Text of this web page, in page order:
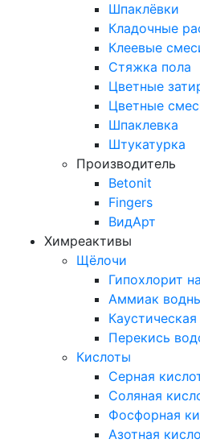
Шпаклёвки
Кладочные
Клеевые
Стяжка пола
Цветные
Цветные
Шпаклевка
Штукатурка
Производитель
Betonit
Fingers
ВидАрт
Химреактивы
Щёлочи
Гипохлорит
Аммиак
Перекись
Кислоты
Серная
Соляная
Фосфорная
Азотная